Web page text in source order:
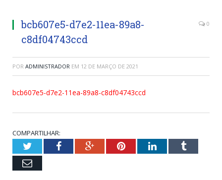
bcb607e5-d7e2-11ea-89a8-
c8df04743ccd
0
POR ADMINISTRADOR EM 12 DE MARÇO DE 2021
bcb607e5-d7e2-11ea-89a8-c8df04743ccd
COMPARTILHAR:
TwitterFacebookGoogle+PinterestLinkedInTumblr
Email